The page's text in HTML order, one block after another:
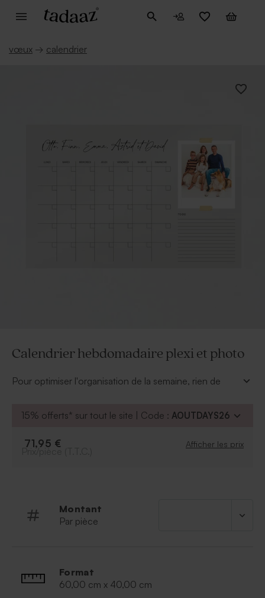
vœux → calendrier
Calendrier hebdomadaire plexi et photo
Pour optimiser l'organisation de la semaine, rien de
À personnaliser :
Photo
À retrenir :
au mur
Il est possible d'écrire sur le plexi avec un
15% offerts* sur tout le site | Code : AOUTDAYS26
71,95 € Afficher les prix
Montant
Par pièce
Format
60,00 cm x 40,00 cm